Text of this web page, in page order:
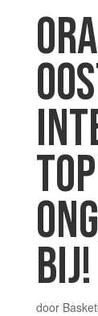
BIJ!
door